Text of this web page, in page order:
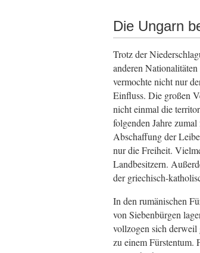
Die Ungarn
Trotz der
anderen
vermochte nicht nur
Einfluss. Die großen
nicht einmal die
folgenden Jahre
Abschaffung der
nur die Freiheit.
Landbesitzern.
der griechisch-
In den rumänischen
von Siebenbürgen
vollzogen sich derweil
zu einem Fürstentum.